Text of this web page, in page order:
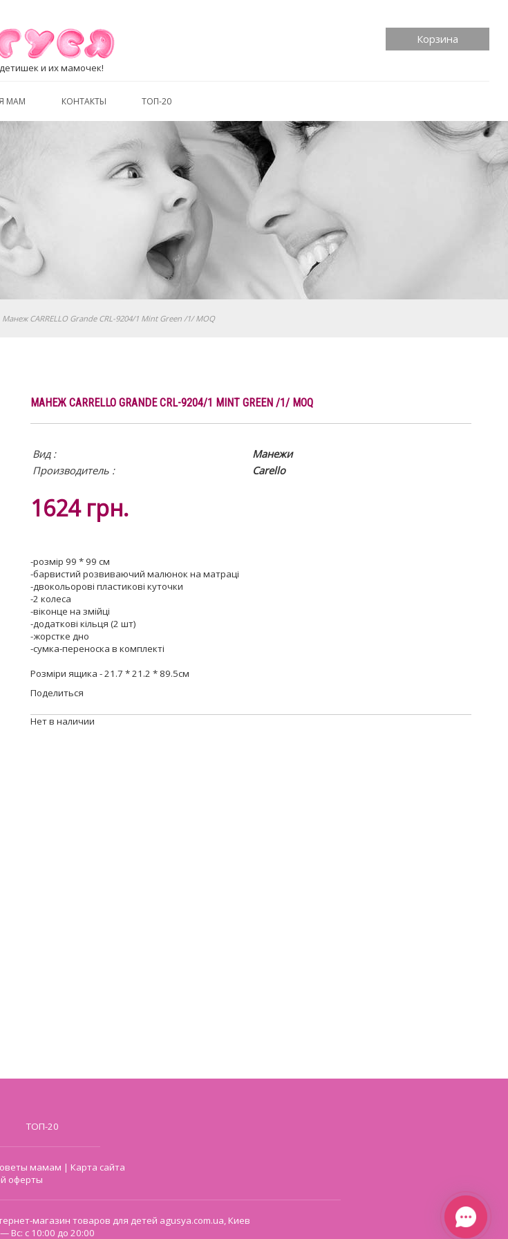
и их мамочек!
Корзина
МАМ КОНТАКТЫ ТОП-20
Манеж CARRELLO Grande CRL-9204/1 Mint Green /1/ MOQ
МАНЕЖ CARRELLO GRANDE CRL-9204/1 MINT GREEN /1/ MOQ
Вид :
Манежи
Производитель :
Carello
1624 грн.
-розмір 99 * 99 см
-барвистий розвиваючий малюнок на матраці
-двокольорові пластикові куточки
-2 колеса
-віконце на змійці
-додаткові кільця (2 шт)
-жорстке дно
-сумка-переноска в комплекті
Розміри ящика - 21.7 * 21.2 * 89.5см
Поделиться
Нет в наличии
ТОП-20
мамам |Карта сайта
оферты
магазин товаров для детей agusya.com.ua, Киев
Вс: с 10:00 до 20:00